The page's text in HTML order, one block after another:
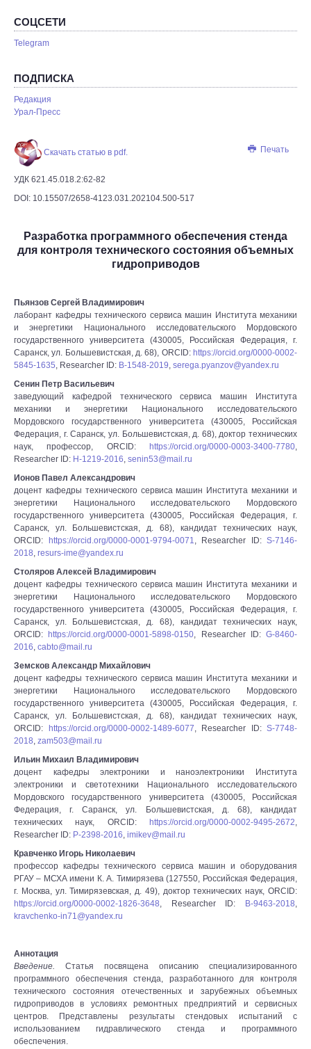
СОЦСЕТИ
Telegram
ПОДПИСКА
Редакция
Урал-Пресс
Печать
Скачать статью в pdf.
УДК 621.45.018.2:62-82
DOI: 10.15507/2658-4123.031.202104.500-517
Разработка программного обеспечения стенда
для контроля технического состояния объемных
гидроприводов
Пьянзов Сергей Владимирович
лаборант кафедры технического сервиса машин Института механики
и энергетики Национального исследовательского Мордовского
государственного университета (430005, Российская Федерация, г.
Саранск, ул. Большевистская, д. 68), ORCID: https://orcid.org/0000-0002-
5845-1635, Researcher ID: B-1548-2019, serega.pyanzov@yandex.ru
Сенин Петр Васильевич
заведующий кафедрой технического сервиса машин Института
механики и энергетики Национального исследовательского
Мордовского государственного университета (430005, Российская
Федерация, г. Саранск, ул. Большевистская, д. 68), доктор технических
наук, профессор, ORCID:
https://orcid.org/0000-0003-3400-7780,
Researcher ID: H-1219-2016, senin53@mail.ru
Ионов Павел Александрович
доцент кафедры технического сервиса машин Института механики и
энергетики Национального исследовательского Мордовского
государственного университета (430005, Российская Федерация, г.
Саранск, ул. Большевистская, д. 68), кандидат технических наук,
ORCID:
https://orcid.org/0000-0001-9794-0071, Researcher ID: S-7146-
2018, resurs-ime@yandex.ru
Столяров Алексей Владимирович
доцент кафедры технического сервиса машин Института механики и
энергетики Национального исследовательского Мордовского
государственного университета (430005, Российская Федерация, г.
Саранск, ул. Большевистская, д. 68), кандидат технических наук,
ORCID:
https://orcid.org/0000-0001-5898-0150, Researcher ID: G-8460-
2016, cabto@mail.ru
Земсков Александр Михайлович
доцент кафедры технического сервиса машин Института механики и
энергетики Национального исследовательского Мордовского
государственного университета (430005, Российская Федерация, г.
Саранск, ул. Большевистская, д. 68), кандидат технических наук,
ORCID:
https://orcid.org/0000-0002-1489-6077, Researcher ID: S-7748-
2018, zam503@mail.ru
Ильин Михаил Владимирович
доцент кафедры электроники и наноэлектроники Института
электроники и светотехники Национального исследовательского
Мордовского государственного университета (430005, Российская
Федерация, г. Саранск, ул. Большевистская, д. 68), кандидат
технических наук, ORCID:
https://orcid.org/0000-0002-9495-2672,
Researcher ID: P-2398-2016, imikev@mail.ru
Кравченко Игорь Николаевич
профессор кафедры технического сервиса машин и оборудования
РГАУ – МСХА имени К. А. Тимирязева (127550, Российская Федерация,
г. Москва, ул. Тимирязевская, д. 49), доктор технических наук, ORCID:
https://orcid.org/0000-0002-1826-3648, Researcher ID: B-9463-2018,
kravchenko-in71@yandex.ru
Аннотация
Введение. Статья посвящена описанию специализированного
программного обеспечения стенда, разработанного для контроля
технического состояния отечественных и зарубежных объемных
гидроприводов в условиях ремонтных предприятий и сервисных
центров. Представлены результаты стендовых испытаний с
использованием гидравлического стенда и программного
обеспечения.